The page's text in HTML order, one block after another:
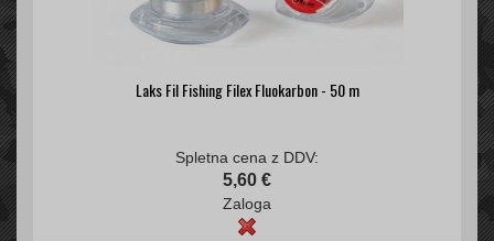
Laks Fil Fishing Filex Fluokarbon - 50 m
Spletna cena z DDV:
5,60 €
Zaloga